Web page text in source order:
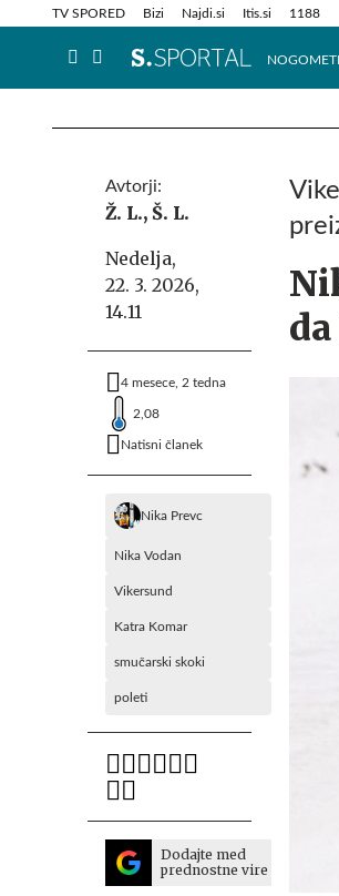
TV SPORED Bizi Najdi.si Itis.si 1188
NOGOMET
Info in obvestila
Avtorji:
Ž. L., Š. L.
Nedelja,
22. 3. 2026,
14.11
4 mesece, 2 tedna
2,08
Natisni članek
Nika Prevc
Nika Vodan
Vikersund
Katra Komar
smučarski skoki
poleti
Dodajte med
prednostne vire